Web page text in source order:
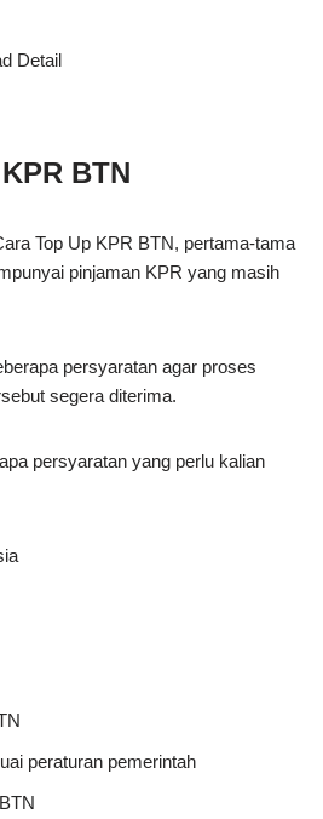
Detail
BTN
Top Up KPR BTN, pertama-tama
pinjaman KPR yang masih
persyaratan agar proses
segera diterima.
persyaratan yang perlu kalian
peraturan pemerintah